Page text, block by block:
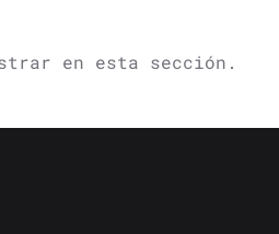
en esta sección.